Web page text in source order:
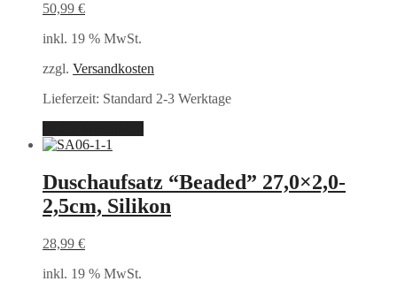
50,99 €
inkl. 19 % MwSt.
zzgl. Versandkosten
Lieferzeit: Standard 2-3 Werktage
Duschaufsatz “Beaded” 27,0×2,0-
2,5cm, Silikon
28,99 €
inkl. 19 % MwSt.